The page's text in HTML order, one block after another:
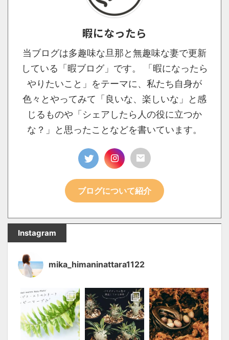
暇になったら
当ブログは多趣味な旦那と無趣味な妻で更新
している「暇ブログ」です。 「暇になったら
やりたいこと」をテーマに、私たち自身が
色々とやってみて「良いな、楽しいな」と感
じるものや「シェアしたら人の役に立つか
な？」と思ったことなどを書いています。
ブログについて紹介
Instagram
mika_himaninattara1122